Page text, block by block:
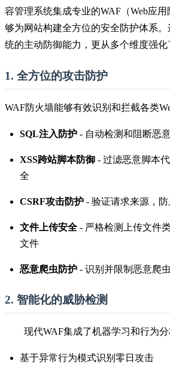
容管理系统集成专业的WAF（Web应
够为网站构建全方位的安全防护体系
统的主动防御能力，更从多个维度强化
1. 全方位的攻击防护
WAF防火墙能够有效识别和拦截各类
SQL注入防护 - 自动检测和阻断恶
XSS跨站脚本防御 - 过滤恶意脚本
全
CSRF攻击防护 - 验证请求来源，
文件上传安全 - 严格检测上传文件
文件
恶意爬虫防护 - 识别并限制恶意爬
2. 智能化的威胁检测
现代WAF集成了机器学习和行为分
基于异常行为模式识别零日攻击